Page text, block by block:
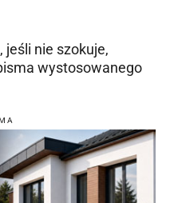
jeśli nie szokuje,
wystosowanego